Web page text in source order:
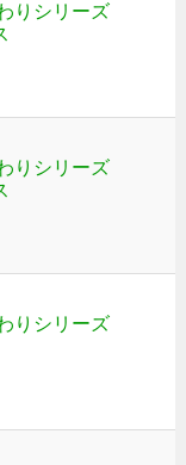
りシリーズ
りシリーズ
りシリーズ